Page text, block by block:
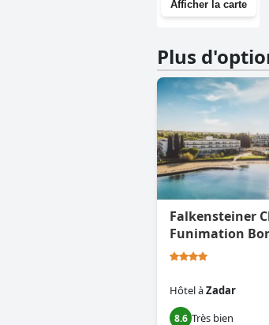
Afficher la carte
Plus
Falkensteiner
Funimation
HôtelàZadar
8.6 Très bien